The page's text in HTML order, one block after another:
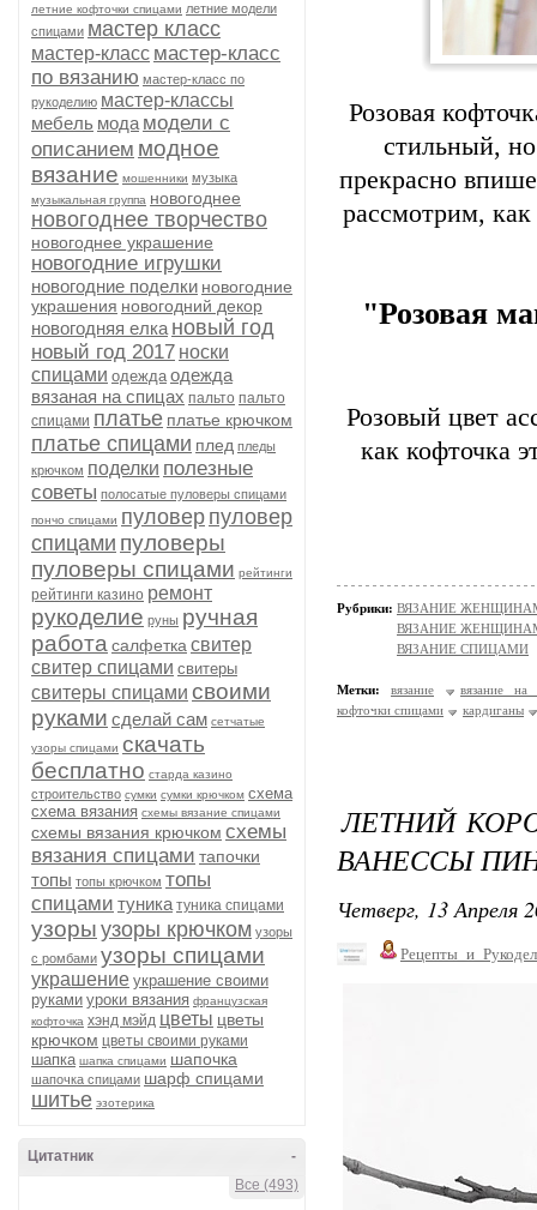
летние кофточки спицами летние модели
спицами мастер класс
мастер-класс мастер-класс
по вязанию мастер-класс по
рукоделию мастер-классы
мебель мода модели с
описанием модное
вязание мошенники музыка
музыкальная группа новогоднее
новогоднее творчество
новогоднее украшение
новогодние игрушки
новогодние поделки новогодние
украшения новогодний декор
новогодняя елка новый год
новый год 2017 носки
спицами одежда одежда
вязаная на спицах пальто пальто
спицами платье платье крючком
платье спицами плед пледы
крючком поделки полезные
советы полосатые пуловеры спицами
пончо спицами пуловер пуловер
спицами пуловеры
пуловеры спицами рейтинги
рейтинги казино ремонт
рукоделие руны ручная
работа салфетка свитер
свитер спицами свитеры
свитеры спицами своими
руками сделай сам сетчатые
узоры спицами скачать
бесплатно старда казино
строительство сумки сумки крючком схема
схема вязания схемы вязание спицами
схемы вязания крючком схемы
вязания спицами тапочки
топы топы крючком топы
спицами туника туника спицами
узоры узоры крючком узоры
с ромбами узоры спицами
украшение украшение своими
руками уроки вязания французская
кофточка хэнд мэйд цветы цветы
крючком цветы своими руками
шапка шапка спицами шапочка
шапочка спицами шарф спицами
шитье эзотерика
-
Цитатник
Все (493)
Розовая
стильный,
прекрасно
рассмотрим,
"Розовая
Розовый цвет
как кофточка
Рубрики: ВЯЗАНИЕ ЖЕНЩИНАМ/
ВЯЗАНИЕ ЖЕНЩИНАМ/
ВЯЗАНИЕ СПИЦАМИ
Метки: вязание
вязание на
кофточки спицами
кардиганы
ЛЕТНИЙ
ВАНЕССЫ
Четверг, 13 Апреля